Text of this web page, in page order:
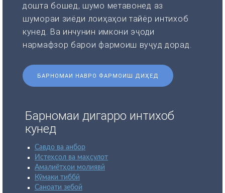
дошта бошед, шумо метавонед аз
шумораи зиёди лоиҳаҳои тайёр интихоб
кунед. Ва инчунин имкони эҷоди
нармафзор барои фармоиш вуҷуд дорад.
БАРНОМАИ НАВРО ФАРМОИШ ДИҲЕД
Барномаи дигарро интихоб
кунед
Савдо ва анбор
Истеҳсол ва маҳсулот
Амалиётҳои молиявӣ
Кӯмаки тиббӣ
Саноати зебоӣ